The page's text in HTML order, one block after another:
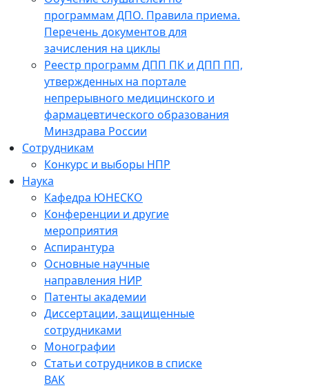
программам ДПО. Правила приема.
Перечень документов для
зачисления на циклы
Реестр программ ДПП ПК и ДПП ПП,
утвержденных на портале
непрерывного медицинского и
фармацевтического образования
Минздрава России
Сотрудникам
Конкурс и выборы НПР
Наука
Кафедра ЮНЕСКО
Конференции и другие
мероприятия
Аспирантура
Основные научные
направления НИР
Патенты академии
Диссертации, защищенные
сотрудниками
Монографии
Статьи сотрудников в списке
ВАК